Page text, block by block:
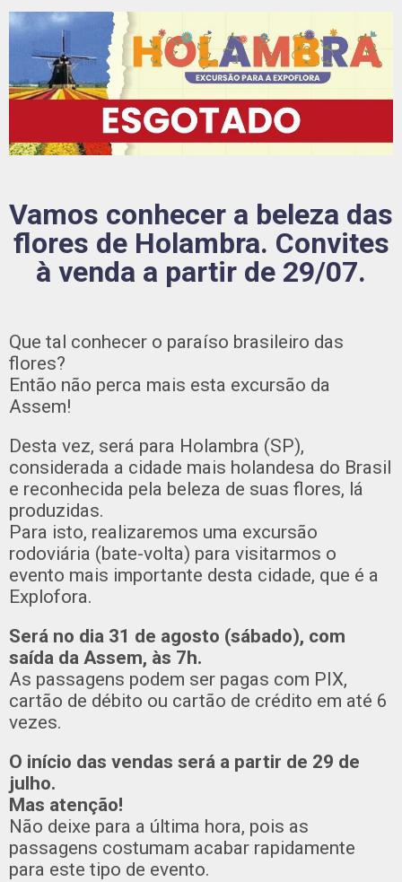
Vamos conhecer a beleza das
flores de Holambra. Convites
à venda a partir de 29/07.
Que tal conhecer o paraíso brasileiro das
flores?
Então não perca mais esta excursão da
Assem!
Desta vez, será para Holambra (SP),
considerada a cidade mais holandesa do Brasil
e reconhecida pela beleza de suas flores, lá
produzidas.
Para isto, realizaremos uma excursão
rodoviária (bate-volta) para visitarmos o
evento mais importante desta cidade, que é a
Explofora.
Será no dia 31 de agosto (sábado), com
saída da Assem, às 7h.
As passagens podem ser pagas com PIX,
cartão de débito ou cartão de crédito em até 6
vezes.
O início das vendas será a partir de 29 de
julho.
Mas atenção!
Não deixe para a última hora, pois as
passagens costumam acabar rapidamente
para este tipo de evento.